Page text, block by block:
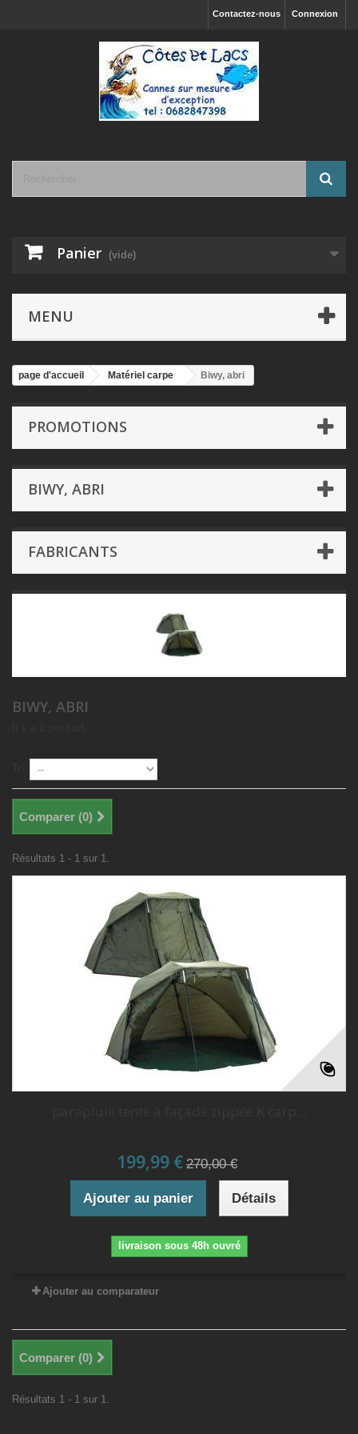
Connexion
Contactez-nous
Panier (vide)
MENU
page d'accueil Matériel carpe Biwy, abri
PROMOTIONS
BIWY, ABRI
FABRICANTS
BIWY, ABRI
Comparer (0)
Résultats 1 - 1 sur 1.
199,99 € 270,00 €
Ajouter au panier Détails
livraison sous 48h ouvré
Ajouter au comparateur
Comparer (0)
Résultats 1 - 1 sur 1.